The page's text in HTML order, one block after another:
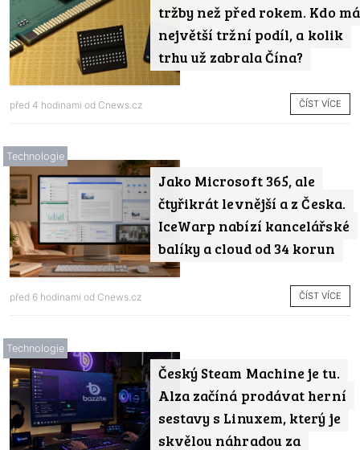
tržby než před rokem. Kdo má
největší tržní podíl, a kolik
trhu už zabrala Čína?
před 4 hodinami od Cnews.cz ČÍST VÍCE
Jako Microsoft 365, ale
čtyřikrát levnější a z Česka.
IceWarp nabízí kancelářské
balíky a cloud od 34 korun
Technologie
před 6 hodinami od Cnews.cz ČÍST VÍCE
Český Steam Machine je tu.
Alza začíná prodávat herní
sestavy s Linuxem, který je
skvělou náhradou za
Technologie